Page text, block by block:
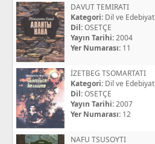
DAVUT TEMIRATI
Kategori: Dil ve Edebiyat
Dil:OSETÇE
Yayın Tarihi:2004
Yer Numarası: 11
İZETBEG TSOMARTATI
Kategori: Dil ve Edebiyat
Dil:OSETÇE
Yayın Tarihi:2007
Yer Numarası: 12
NAFU TSUSOYTI